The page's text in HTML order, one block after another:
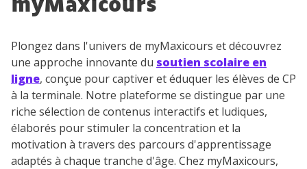
myMaxicours
Plongez dans l'univers de myMaxicours et découvrez
une approche innovante du soutien scolaire en
ligne, conçue pour captiver et éduquer les élèves de CP
à la terminale. Notre plateforme se distingue par une
riche sélection de contenus interactifs et ludiques,
élaborés pour stimuler la concentration et la
motivation à travers des parcours d'apprentissage
adaptés à chaque tranche d'âge. Chez myMaxicours,
renseignant votre e-mail, vous consentez à ce que vos
données à caractère personnel soient traitées par SEJER, sous
accès au service de soutien scolaire pendant 24h. Pour en
savoir plus sur la gestion de vos données personnelles et
pour exercer vos droits, vous pouvez consulternotre
charte.
J’accepte de recevoir les actualités et des
communications de la part de
myMaxicours.